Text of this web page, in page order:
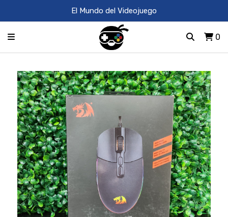
El Mundo del Videojuego
0